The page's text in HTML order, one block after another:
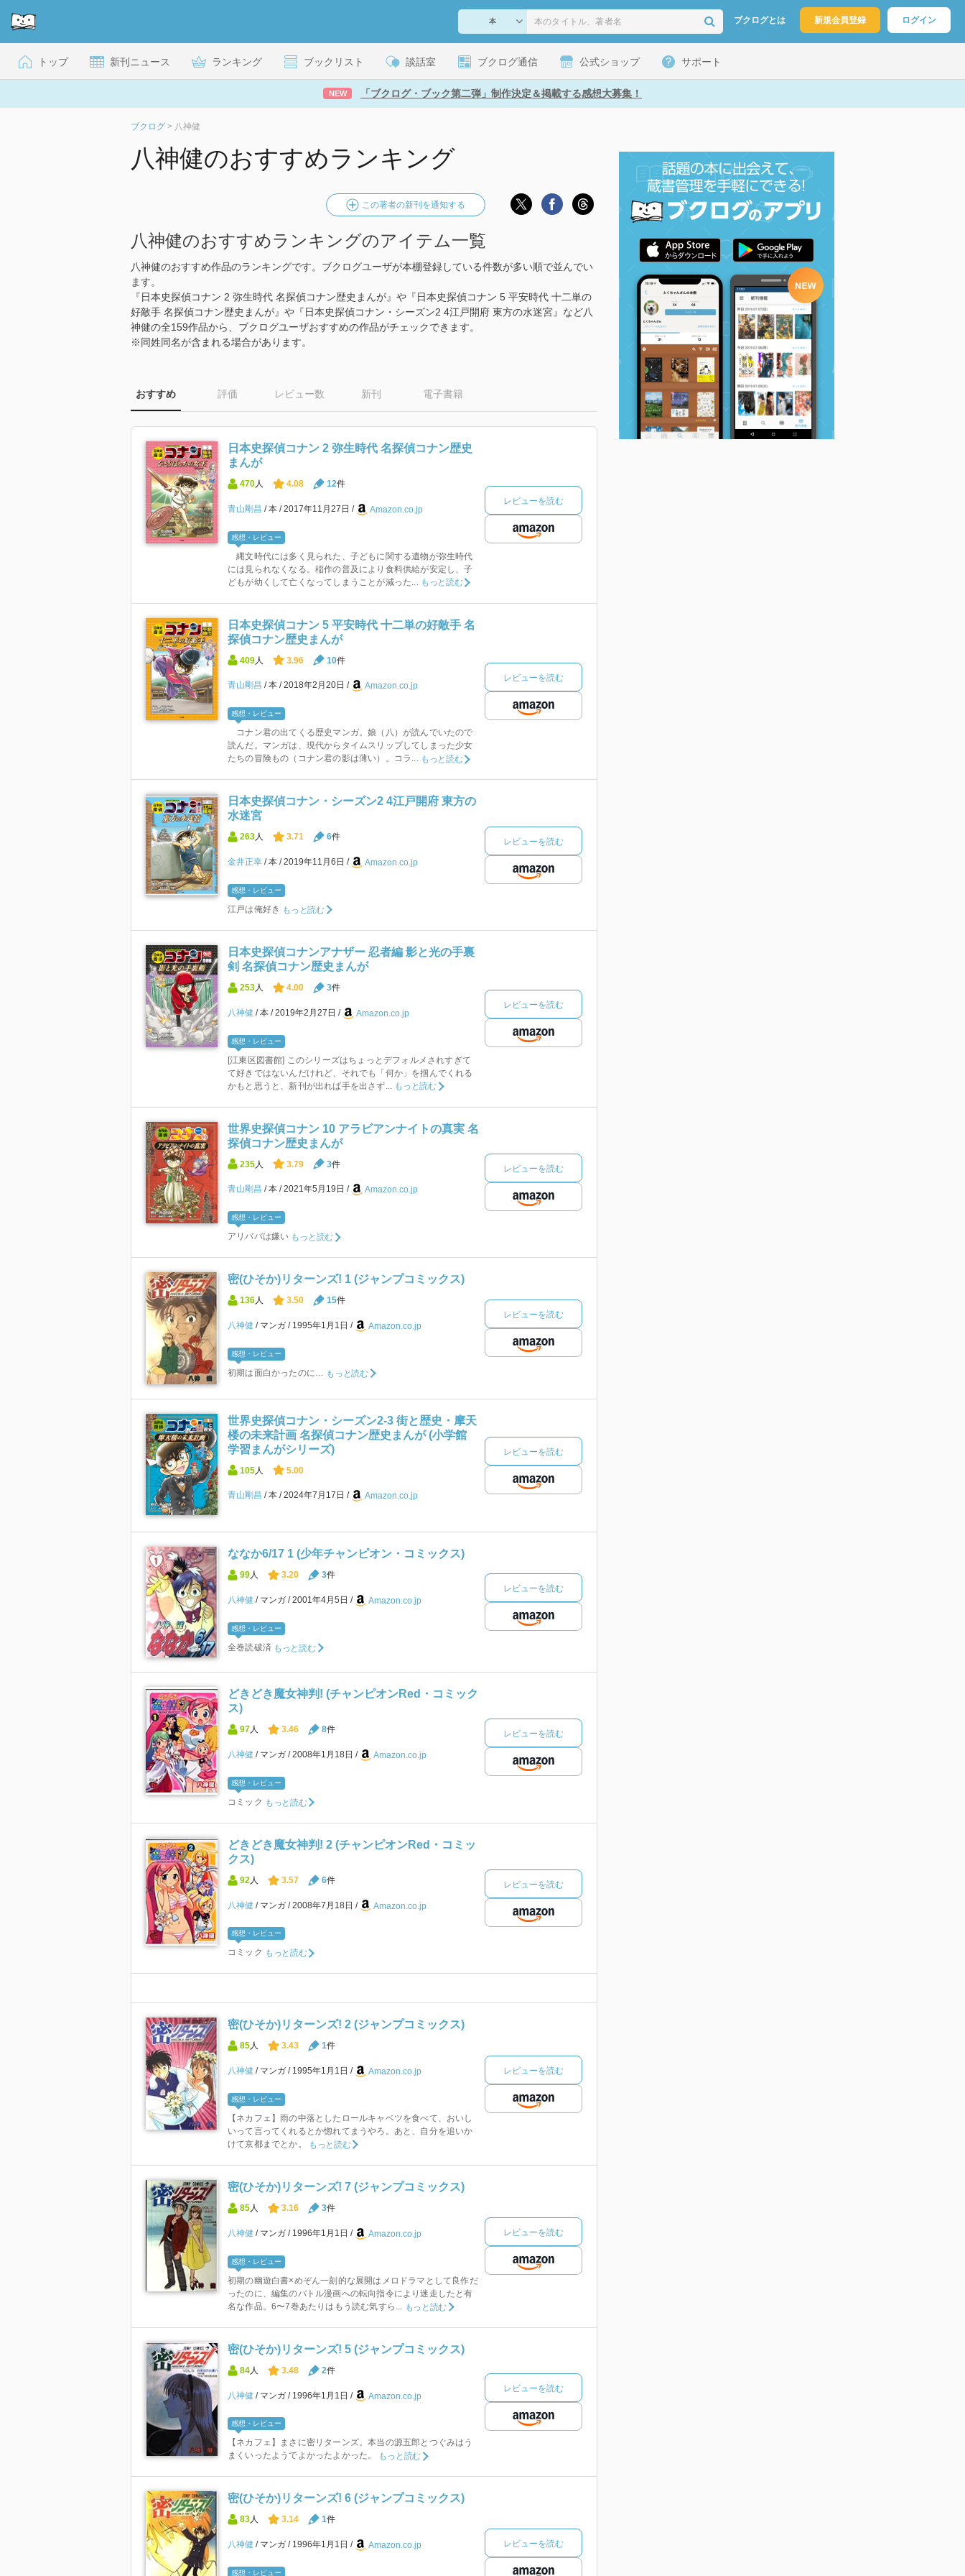
ブクログとは 新規会員登録 ログイン
トップ 新刊ニュース ランキング ブックリスト 談話室 ブクログ通信 公式ショップ サポート
NEW 「ブクログ・ブック第二弾」制作決定＆掲載する感想大募集！
ブクログ > 八神健
八神健のおすすめランキング
この著者の新刊を通知する
八神健のおすすめランキングのアイテム一覧
八神健のおすすめ作品のランキングです。ブクログユーザが本棚登録している件数が多い順で並んでい
ます。
『日本史探偵コナン 2 弥生時代 名探偵コナン歴史まんが』や『日本史探偵コナン 5 平安時代 十二単の
好敵手 名探偵コナン歴史まんが』や『日本史探偵コナン・シーズン2 4江戸開府 東方の水迷宮』など八
神健の全159作品から、ブクログユーザおすすめの作品がチェックできます。
※同姓同名が含まれる場合があります。
おすすめ 評価 レビュー数 新刊 電子書籍
日本史探偵コナン 2 弥生時代 名探偵コナン歴史
まんが
470人 4.08 12件
青山剛昌 本 2017年11月27日 Amazon.co.jp
感想・レビュー
縄文時代には多く見られた、子どもに関する遺物が弥生時代
には見られなくなる。稲作の普及により食料供給が安定し、子
どもが幼くして亡くなってしまうことが減った...
もっと読む
レビューを読む
日本史探偵コナン 5 平安時代 十二単の好敵手 名
探偵コナン歴史まんが
409 人 3.96 10件
青山剛昌 本 2018年2月20日 Amazon.co.jp
感想・レビュー
コナン君の出てくる歴史マンガ。娘（八）が読んでいたので
読んだ。マンガは、現代からタイムスリップしてしまった少女
たちの冒険もの（コナン君の影は薄い）。コラ... もっと読む
レビューを読む
日本史探偵コナン・シーズン2 4江戸開府 東方の
水迷宮
263人 3.71 6件
金井正幸 本 2019年11月6日 Amazon.co.jp
感想・レビュー
江戸は俺好き もっと読む
レビューを読む
日本史探偵コナンアナザー 忍者編 影と光の手裏
剣 名探偵コナン歴史まんが
253 人 4.00 3件
八神健 本 2019年2月27日 Amazon.co.jp
感想・レビュー
[江東区図書館] このシリーズはちょっとデフォルメされすぎて
て好きではないんだけれど、それでも「何か」を掴んでくれる
かもと思うと、新刊が出れば手を出さず...
もっと読む
レビューを読む
世界史探偵コナン 10 アラビアンナイトの真実 名
探偵コナン歴史まんが
235 人 3.79 3件
青山剛昌 本 2021年5月19日 Amazon.co.jp
感想・レビュー
アリババは嫌い もっと読む
レビューを読む
密(ひそか)リターンズ! 1 (ジャンプコミックス)
136人 3.50 15件
八神健 マンガ 1995年1月1日 Amazon.co.jp
感想・レビュー
初期は面白かったのに… もっと読む
レビューを読む
世界史探偵コナン・シーズン2-3 街と歴史・摩天
楼の未来計画 名探偵コナン歴史まんが (小学館
学習まんがシリーズ)
105 人 5.00
青山剛昌 本 2024年7月17日 Amazon.co.jp
レビューを読む
ななか6/17 1 (少年チャンピオン・コミックス)
99人 3.20 3件
八神健 マンガ 2001年4月5日 Amazon.co.jp
感想・レビュー
全巻読破済 もっと読む
レビューを読む
どきどき魔女神判! (チャンピオンRed・コミック
ス)
97人 3.46 8件
八神健 マンガ 2008年1月18日 Amazon.co.jp
感想・レビュー
コミック もっと読む
レビューを読む
どきどき魔女神判! 2 (チャンピオンRed・コミッ
クス)
92 人 3.57 6件
八神健 マンガ 2008年7月18日 Amazon.co.jp
感想・レビュー
コミック もっと読む
レビューを読む
密(ひそか)リターンズ! 2 (ジャンプコミックス)
85人 3.43 1件
八神健 マンガ 1995年1月1日 Amazon.co.jp
感想・レビュー
【ネカフェ】雨の中落としたロールキャベツを食べて、おいし
いって言ってくれるとか惚れてまうやろ。あと、自分を追いか
けて京都までとか。
もっと読む
レビューを読む
密(ひそか)リターンズ! 7 (ジャンプコミックス)
85人 3.16 3件
八神健 マンガ 1996年1月1日 Amazon.co.jp
感想・レビュー
初期の幽遊白書×めぞん一刻的な展開はメロドラマとして良作だ
ったのに、編集のバトル漫画への転向指令により迷走したと有
名な作品。6〜7巻あたりはもう読む気すら...
もっと読む
レビューを読む
密(ひそか)リターンズ! 5 (ジャンプコミックス)
84 人 3.48 2件
八神健 マンガ 1996年1月1日 Amazon.co.jp
感想・レビュー
【ネカフェ】まさに密リターンズ。本当の源五郎とつぐみはう
まくいったようでよかったよかった。
もっと読む
レビューを読む
密(ひそか)リターンズ! 6 (ジャンプコミックス)
83人 3.14 1件
八神健 マンガ 1996年1月1日 Amazon.co.jp
感想・レビュー
レビューを読む